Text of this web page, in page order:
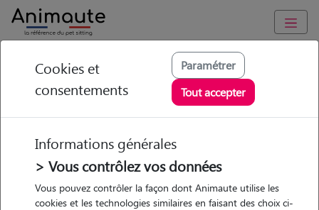
Animaute Occitanie Haute-Garonne /Castelnau-d'Estrétefonds
Lila - Petsitter à
CEPET
• 20 ans
Cookies et
consentements
Paramétrer
Tout accepter
Informations générales
> Vous contrôlez vos données
Vous pouvez contrôler la façon dont Animaute utilise les
cookies et les technologies similaires en faisant des choix ci-